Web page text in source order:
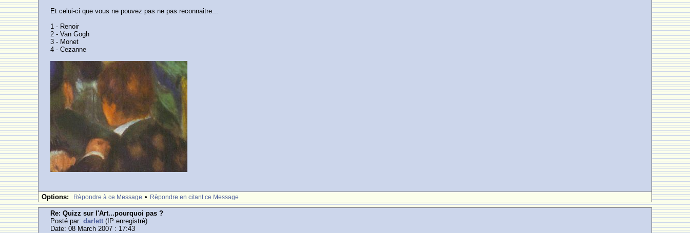
Et celui-ci que vous ne pouvez pas ne pas reconnaitre...
1 - Renoir
2 - Van Gogh
3 - Monet
4 - Cezanne
Options: Rèpondre à ce Message • Rèpondre en citant ce Message
Re: Quizz sur l'Art...pourquoi pas ?
Posté par:darlett (IP enregistrè)
Date: 08 March 2007 : 17:43